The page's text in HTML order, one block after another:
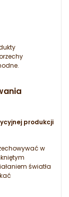
produkcji
w
światła